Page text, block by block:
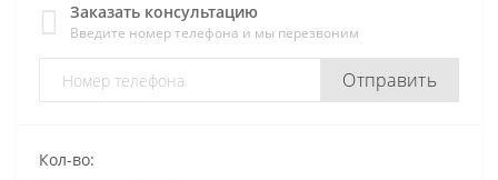
Заказать консультацию
Введите номер телефона и мы перезвоним
Отправить
Кол-во: